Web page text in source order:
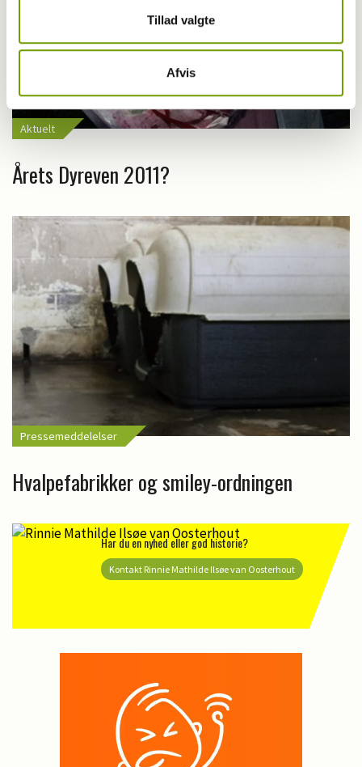
Tillad valgte
Afvis
Aktuelt
Årets Dyreven 2011?
Pressemeddelelser
Hvalpefabrikker og smiley-ordningen
Har du en nyhed eller god historie?
Kontakt Rinnie Mathilde Ilsøe van Oosterhout